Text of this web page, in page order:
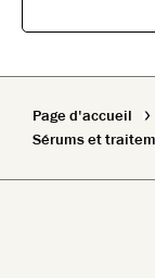
Page d'accueil
Sérums et